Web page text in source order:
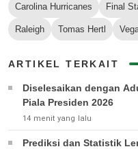
Carolina Hurricanes Final
Raleigh Tomas Hertl
ARTIKEL TERKAIT
Diselesaikan dengan
Piala Presiden 2026
14 menit yang lalu
Prediksi dan Statistik